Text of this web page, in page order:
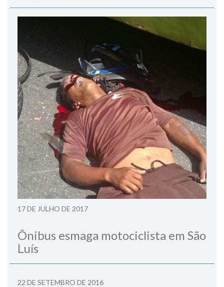
17 DE JULHO DE 2017
Ônibus esmaga motociclista em São
Luís
22 DE SETEMBRO DE 2016